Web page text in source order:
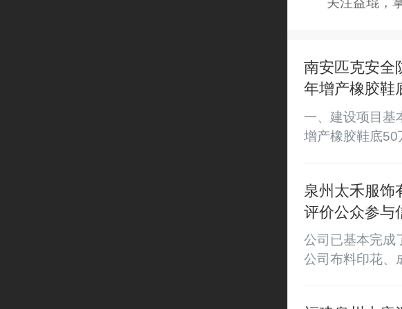
南安匹克安全
年增产橡胶鞋
底50万双、
全鞋50万双项
一、建设项目基
增产橡胶鞋底50
品有限公司建设
康美镇梅元村鼎
育用品基地）
模：占地面积
泉州太禾服饰
评价公众参与
公司已基本完成
公司布料印花、